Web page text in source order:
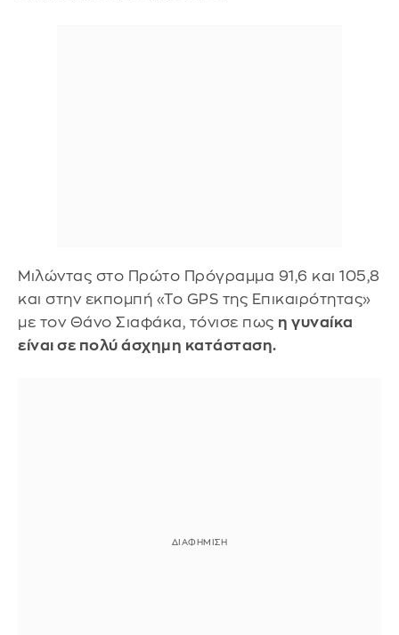
Μιλώντας στο Πρώτο Πρόγραμμα 91,6 και 105,8
και στην εκπομπή «Το GPS της Επικαιρότητας»
με τον Θάνο Σιαφάκα, τόνισε πως η γυναίκα
είναι σε πολύ άσχημη κατάσταση.